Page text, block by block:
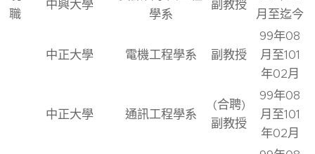
職
中興大學
學系
副教授
月至迄今
中正大學 電機工程學系 副教授
99年08
月至101
年02月
中正大學 通訊工程學系
(合聘)
副教授
99年08
月至101
年02月